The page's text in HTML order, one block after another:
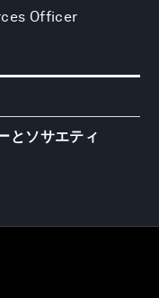
Officer
とソサエティ